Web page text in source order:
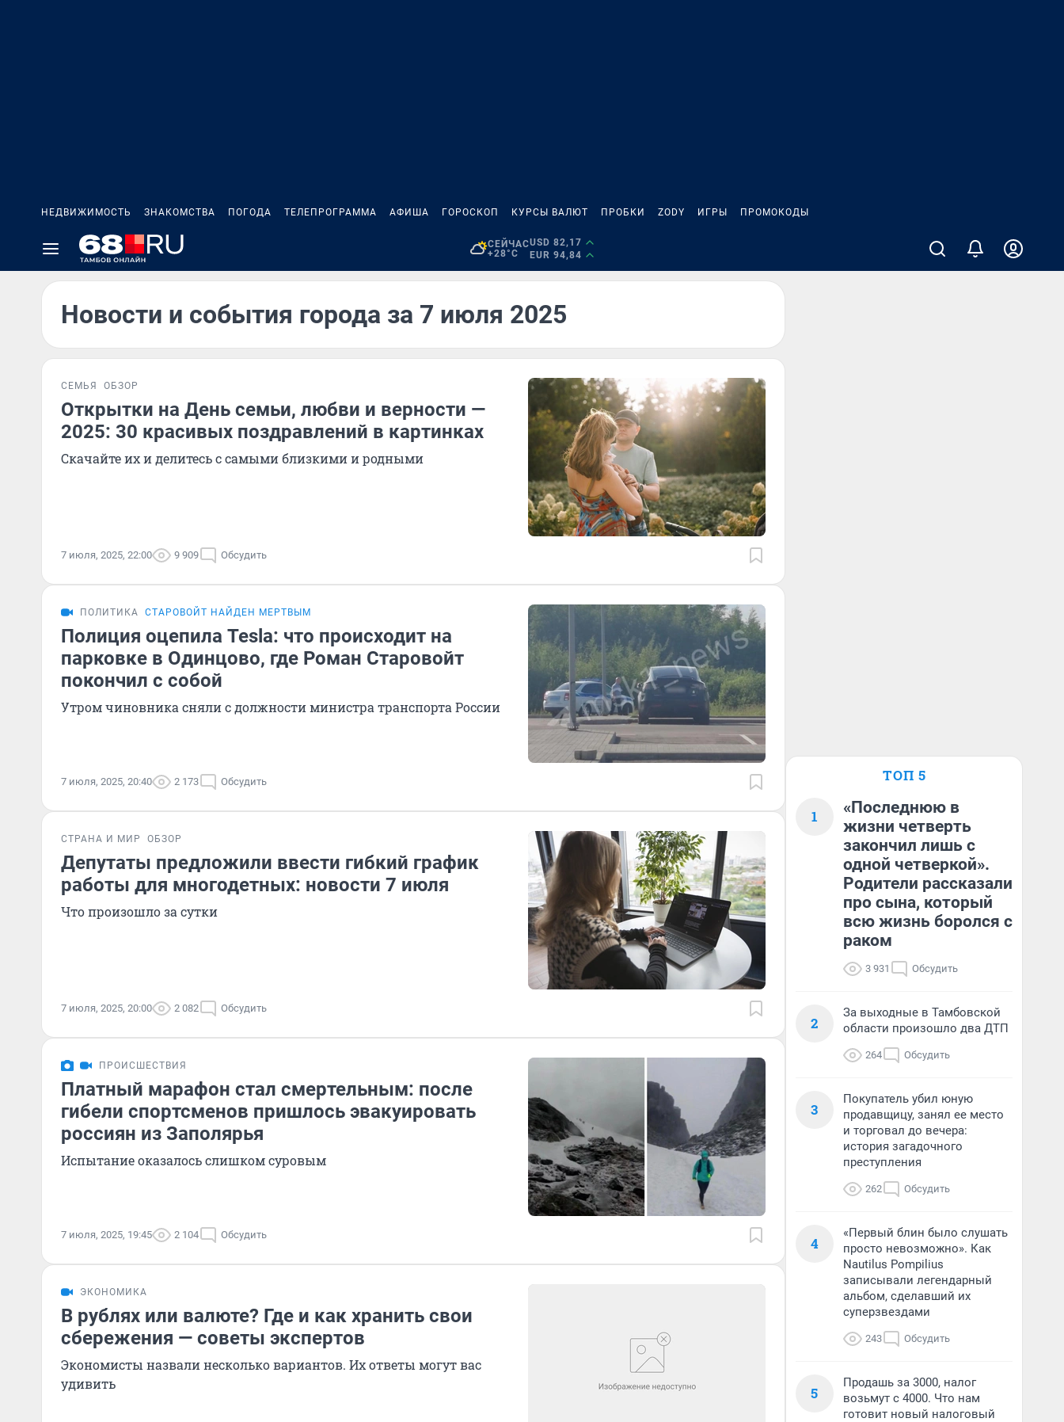
НЕДВИЖИМОСТЬ ЗНАКОМСТВА ПОГОДА ТЕЛЕПРОГРАММА АФИША ГОРОСКОП КУРСЫ ВАЛЮТ ПРОБКИ ZODY ИГРЫ ПРОМОКОДЫ
СЕЙЧАС
+28°C
USD 82,17
EUR 94,84
Новости и события города за 7 июля 2025
СЕМЬЯ ОБЗОР
Открытки на День семьи, любви и верности —
2025: 30 красивых поздравлений в картинках
Скачайте их и делитесь с самыми близкими и родными
7 июля, 2025, 22:00 9 909 Обсудить
ПОЛИТИКА СТАРОВОЙТ НАЙДЕН МЕРТВЫМ
Полиция оцепила Tesla: что происходит на
парковке в Одинцово, где Роман Старовойт
покончил с собой
Утром чиновника сняли с должности министра транспорта России
7 июля, 2025, 20:40 2 173 Обсудить
СТРАНА И МИР ОБЗОР
Депутаты предложили ввести гибкий график
работы для многодетных: новости 7 июля
Что произошло за сутки
7 июля, 2025, 20:00 2 082 Обсудить
ПРОИСШЕСТВИЯ
Платный марафон стал смертельным: после
гибели спортсменов пришлось эвакуировать
россиян из Заполярья
Испытание оказалось слишком суровым
7 июля, 2025, 19:45 2 104 Обсудить
ЭКОНОМИКА
В рублях или валюте? Где и как хранить свои
сбережения — советы экспертов
Экономисты назвали несколько вариантов. Их ответы могут вас
удивить
ТОП 5
1
«Последнюю в
жизни четверть
закончил лишь с
одной четверкой».
Родители рассказали
про сына, который
всю жизнь боролся с
раком
3 931 Обсудить
2
За выходные в Тамбовской
области произошло два ДТП
264 Обсудить
3
Покупатель убил юную
продавщицу, занял ее место
и торговал до вечера:
история загадочного
преступления
262 Обсудить
4
«Первый блин было слушать
просто невозможно». Как
Nautilus Pompilius
записывали легендарный
альбом, сделавший их
суперзвездами
243 Обсудить
5
Продашь за 3000, налог
возьмут с 4000. Что нам
готовит новый налоговый